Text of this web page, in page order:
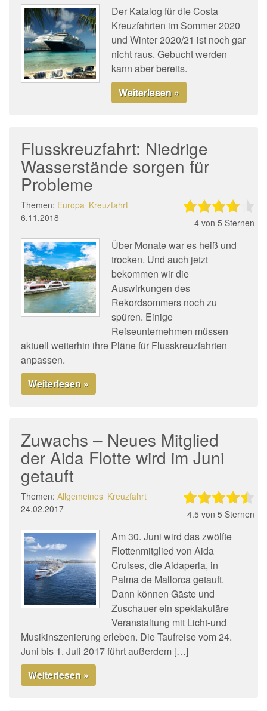
Der Katalog für die Costa
Kreuzfahrten im Sommer 2020
und Winter 2020/21 ist noch gar
nicht raus. Gebucht werden
kann aber bereits.
Weiterlesen »
Flusskreuzfahrt: Niedrige
Wasserstände sorgen für
Probleme
Themen: Europa Kreuzfahrt
6.11.2018
4von 5 Sternen
Über Monate war es heiß und
trocken. Und auch jetzt
bekommen wir die
Auswirkungen des
Rekordsommers noch zu
spüren. Einige
Reiseunternehmen müssen
aktuell weiterhin ihre Pläne für Flusskreuzfahrten
anpassen.
Weiterlesen »
Zuwachs – Neues Mitglied
der Aida Flotte wird im Juni
getauft
Themen: Allgemeines Kreuzfahrt
24.02.2017
4.5 von 5 Sternen
Am 30. Juni wird das zwölfte
Flottenmitglied von Aida
Cruises, die Aidaperla, in
Palma de Mallorca getauft.
Dann können Gäste und
Zuschauer ein spektakuläre
Veranstaltung mit Licht-und
Musikinszenierung erleben. Die Taufreise vom 24.
Juni bis 1. Juli 2017 führt außerdem […]
Weiterlesen »